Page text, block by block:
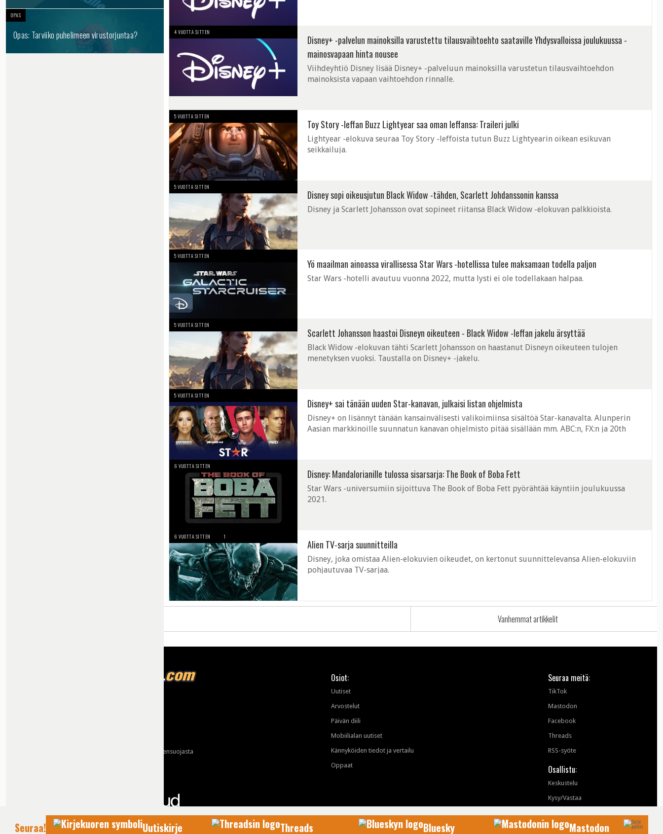
OPAS
Opas: Tarviiko puhelimeen virustorjuntaa? 4 VUOTTA SITTEN
Disney+ -palvelun mainoksilla varustettu tilausvaihtoehto saataville Yhdysvalloissa joulukuussa -
mainosvapaan hinta nousee
Viihdeyhtiö Disney lisää Disney+ -palveluun mainoksilla varustetun tilausvaihtoehdon
mainoksista vapaan vaihtoehdon rinnalle.
5 VUOTTA SITTEN
Toy Story -leffan Buzz Lightyear saa oman leffansa: Traileri julki
Lightyear -elokuva seuraa Toy Story -leffoista tutun Buzz Lightyearin oikean esikuvan
seikkailuja.
5 VUOTTA SITTEN
Disney sopi oikeusjutun Black Widow -tähden, Scarlett Johdanssonin kanssa
Disney ja Scarlett Johansson ovat sopineet riitansa Black Widow -elokuvan palkkioista.
5 VUOTTA SITTEN
Yö maailman ainoassa virallisessa Star Wars -hotellissa tulee maksamaan todella paljon
Star Wars -hotelli avautuu vuonna 2022, mutta lysti ei ole todellakaan halpaa.
5 VUOTTA SITTEN
Scarlett Johansson haastoi Disneyn oikeuteen - Black Widow -leffan jakelu ärsyttää
Black Widow -elokuvan tähti Scarlett Johansson on haastanut Disneyn oikeuteen tulojen
menetyksen vuoksi. Taustalla on Disney+ -jakelu.
5 VUOTTA SITTEN
Disney+ sai tänään uuden Star-kanavan, julkaisi listan ohjelmista
Disney+ on lisännyt tänään kansainvälisesti valikoimiinsa sisältöä Star-kanavalta. Alunperin
Aasian markkinoille suunnatun kanavan ohjelmisto pitää sisällään mm. ABC:n, FX:n ja 20th
6 VUOTTA SITTEN
Disney: Mandalorianille tulossa sisarsarja: The Book of Boba Fett
Star Wars -universumiin sijoittuva The Book of Boba Fett pyörähtää käyntiin joulukuussa
2021.
6 VUOTTA SITTEN 1
Alien TV-sarja suunnitteilla
Disney, joka omistaa Alien-elokuvien oikeudet, on kertonut suunnittelevansa Alien-elokuviin
pohjautuvaa TV-sarjaa.
Vanhemmat artikkelit
Käyttöehdot ja tietoa yksityisyydensuojasta
Osiot:
Uutiset
Arvostelut
Päivän diili
Mobiilialan uutiset
Kännyköiden tiedot ja vertailu
Oppaat
Seuraa meitä:
TikTok
Mastodon
Facebook
Threads
RSS-syöte
Osallistu:
Keskustelu
Kysy/Vastaa
Seuraa! Uutiskirje Threads Bluesky Mastodon